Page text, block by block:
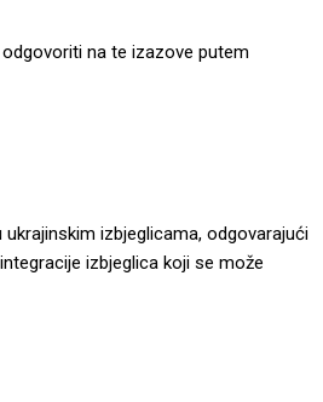
na te izazove putem
izbjeglicama, odgovarajući
izbjeglica koji se može